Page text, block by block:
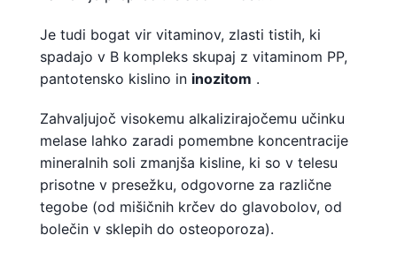
Je tudi bogat vir vitaminov, zlasti tistih, ki
spadajo v B kompleks skupaj z vitaminom PP,
pantotensko kislino in inozitom .
Zahvaljujoč visokemu alkalizirajočemu učinku
melase lahko zaradi pomembne koncentracije
mineralnih soli zmanjša kisline, ki so v telesu
prisotne v presežku, odgovorne za različne
tegobe (od mišičnih krčev do glavobolov, od
bolečin v sklepih do osteoporoza).